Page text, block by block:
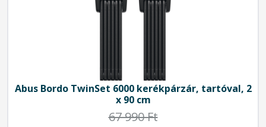
AbusBordo TwinSet 6000 kerékpárzár, tartóval, 2
x 90 cm
67 990 Ft